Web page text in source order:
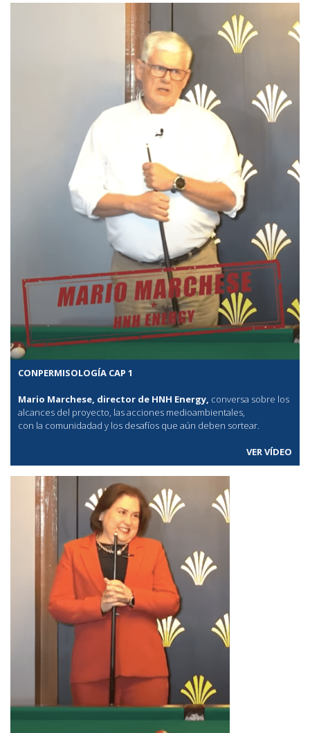
CONPERMISOLOGÍA CAP 1
Mario Marchese, director de HNH Energy, conversa sobre los
alcances del proyecto, las acciones medioambientales,
con la comunidadad y los desafíos que aún deben sortear.
VER VÍDEO